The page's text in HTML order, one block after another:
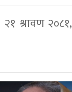
२१ श्रावण